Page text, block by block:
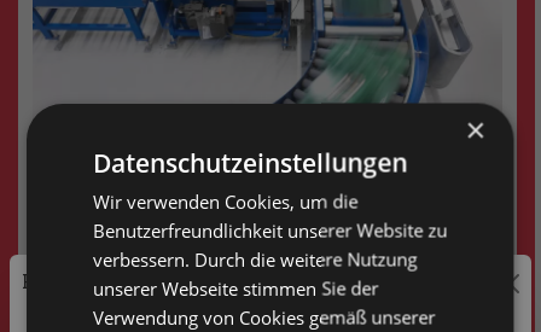
Preisauszeichnung
×
Datenschutzeinstellungen
Wir verwenden Cookies, um die
Benutzerfreundlichkeit unserer Website zu
verbessern. Durch die weitere Nutzung
unserer Webseite stimmen Sie der
Verwendung von Cookies gemäß unserer